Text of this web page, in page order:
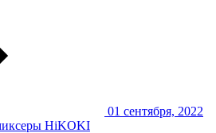
01 сентября, 2022
HiKOKI